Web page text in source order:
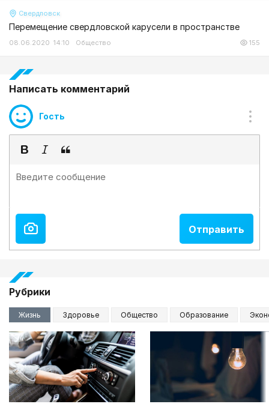
Свердловск
Перемещение свердловской карусели в пространстве
08.06.2020 14:10 Общество 155
Написать комментарий
Гость
Рубрики
Жизнь Здоровье Общество Образование